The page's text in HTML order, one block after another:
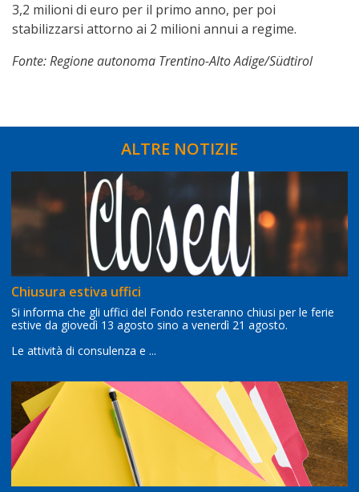
3,2 milioni di euro per il primo anno, per poi
stabilizzarsi attorno ai 2 milioni annui a regime.
Fonte: Regione autonoma Trentino-Alto Adige/Südtirol
ALTRE NOTIZIE
Chiusura estiva uffici
Si informa che gli uffici del Fondo resteranno chiusi per le ferie
estive da giovedì 13 agosto sino a venerdì 21 agosto.
Le attività di consulenza e ...